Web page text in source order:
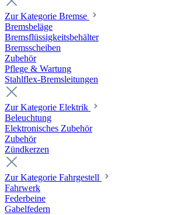
Zur Kategorie Bremse
Bremsbeläge
Bremsflüssigkeitsbehälter
Bremsscheiben
Zubehör
Pflege & Wartung
Stahlflex-Bremsleitungen
Zur Kategorie Elektrik
Beleuchtung
Elektronisches Zubehör
Zubehör
Zündkerzen
Zur Kategorie Fahrgestell
Fahrwerk
Federbeine
Gabelfedern